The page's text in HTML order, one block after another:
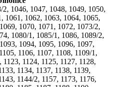
2, 1046, 1047, 1048, 1049, 1050,
1061, 1062, 1063, 1064, 1065,
1070, 1071, 1072, 1073/2,
1080/1, 1085/1, 1086, 1089/2,
1094, 1095, 1096, 1097,
1106, 1107, 1108, 1109/1,
1123, 1124, 1125, 1127, 1128,
1134, 1137, 1138, 1139,
1144/2, 1157, 1173, 1176,